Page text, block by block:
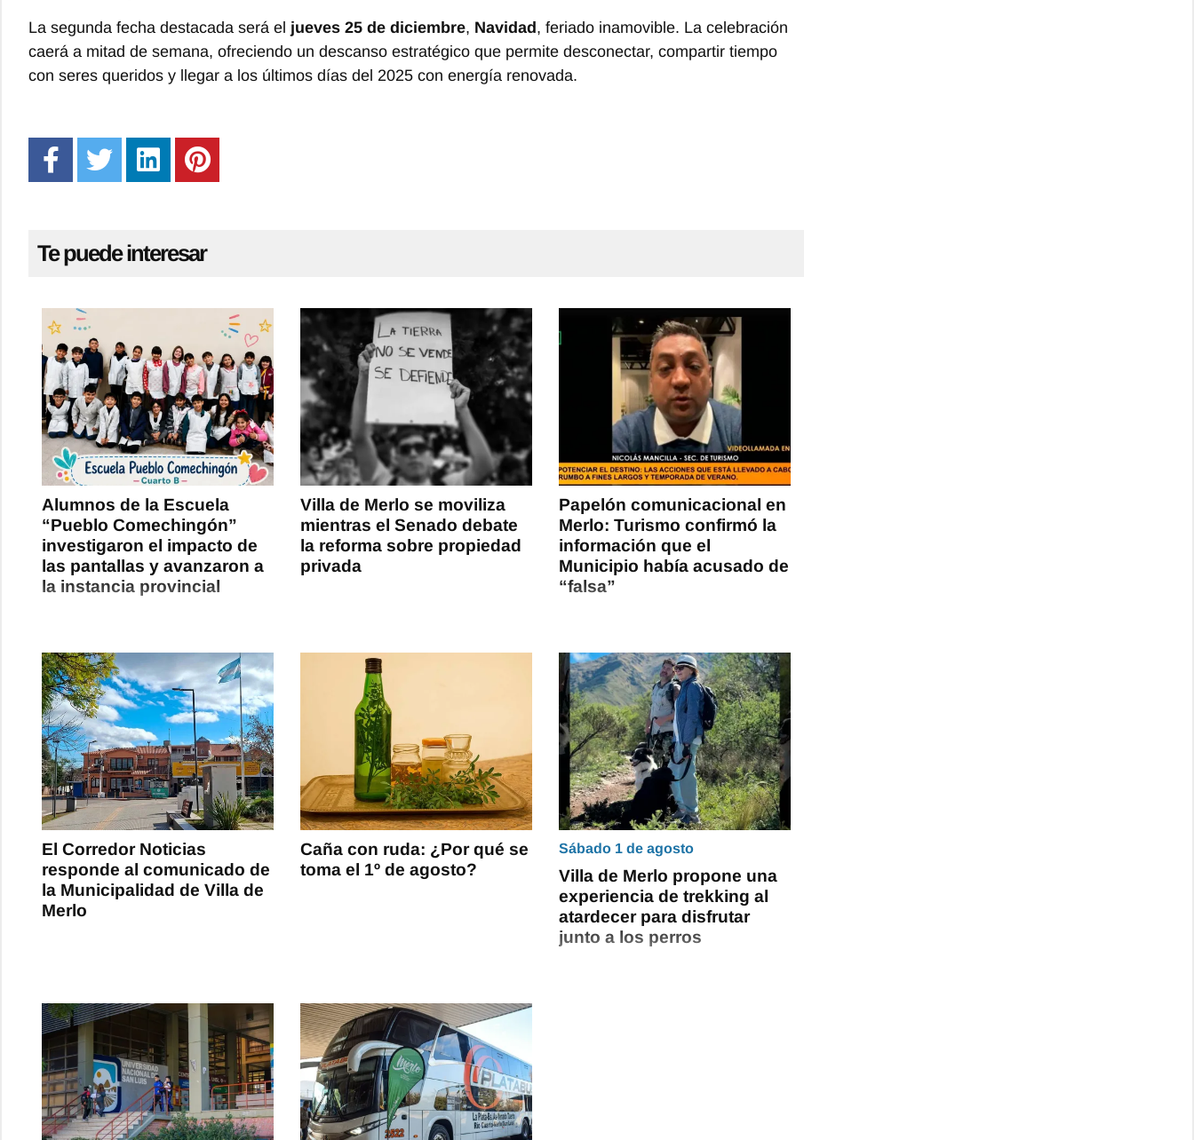
La segunda fecha destacada será el jueves 25 de diciembre, Navidad, feriado inamovible. La celebración
caerá a mitad de semana, ofreciendo un descanso estratégico que permite desconectar, compartir tiempo
con seres queridos y llegar a los últimos días del 2025 con energía renovada.
Te puede interesar
Alumnos de la Escuela
“Pueblo Comechingón”
investigaron el impacto de
las pantallas y avanzaron a
la instancia provincial
Villa de Merlo se moviliza
mientras el Senado debate
la reforma sobre propiedad
privada
Papelón comunicacional en
Merlo: Turismo confirmó la
información que el
Municipio había acusado de
“falsa”
El Corredor Noticias
responde al comunicado de
la Municipalidad de Villa de
Merlo
Caña con ruda: ¿Por qué se
toma el 1º de agosto?
Sábado 1 de agosto
Villa de Merlo propone una
experiencia de trekking al
atardecer para disfrutar
junto a los perros